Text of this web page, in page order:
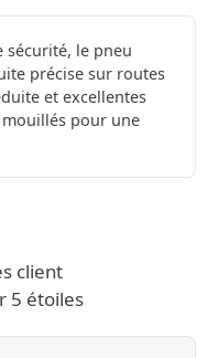
le pneu
précise sur routes
et excellentes
pour une
client
5 étoiles